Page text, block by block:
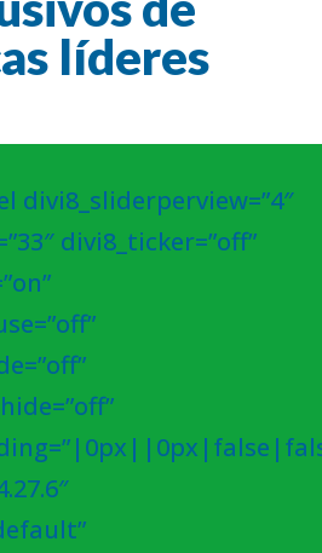
líderes
divi8_sliderperview=”4″
divi8_ticker=”off”